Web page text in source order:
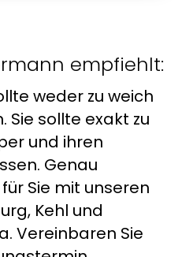
empfiehlt:
weder zu weich
Sie sollte exakt zu
und ihren
Genau
Sie mit unseren
Kehl und
Vereinbaren Sie